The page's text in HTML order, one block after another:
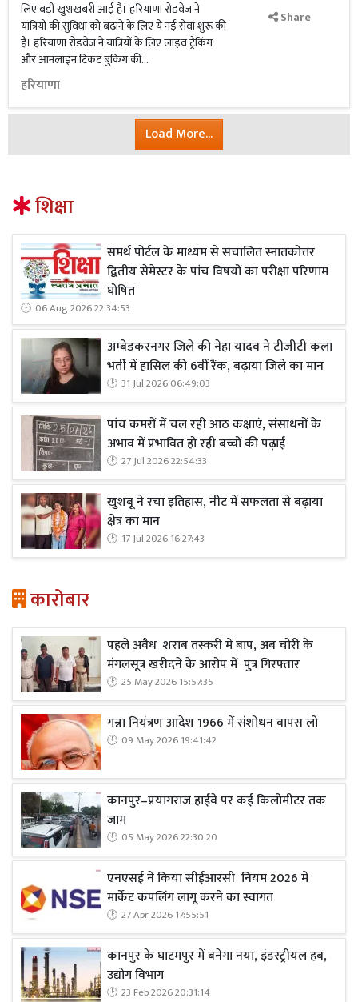
लिए बड़ी खुशखबरी आई है। हरियाणा रोडवेज ने
यात्रियों की सुविधा को बढ़ाने के लिए ये नई सेवा शुरू की
है। हरियाणा रोडवेज ने यात्रियों के लिए लाइव ट्रैकिंग
और आनलाइन टिकट बुकिंग की...
हरियाणा
Share
Load More...
शिक्षा
समर्थ पोर्टल के माध्यम से संचालित स्नातकोत्तर
द्वितीय सेमेस्टर के पांच विषयों का परीक्षा परिणाम
घोषित
06 Aug 2026 22:34:53
अम्बेडकरनगर जिले की नेहा यादव ने टीजीटी कला
भर्ती में हासिल की 6वीं रैंक, बढ़ाया जिले का मान
31 Jul 2026 06:49:03
पांच कमरों में चल रही आठ कक्षाएं, संसाधनों के
अभाव में प्रभावित हो रही बच्चों की पढ़ाई
27 Jul 2026 22:54:33
खुशबू ने रचा इतिहास, नीट में सफलता से बढ़ाया
क्षेत्र का मान
17 Jul 2026 16:27:43
कारोबार
पहले अवैध शराब तस्करी में बाप, अब चोरी के
मंगलसूत्र खरीदने के आरोप में पुत्र गिरफ्तार
25 May 2026 15:57:35
गन्ना नियंत्रण आदेश 1966 में संशोधन वापस लो
09 May 2026 19:41:42
कानपुर–प्रयागराज हाईवे पर कई किलोमीटर तक
जाम
05 May 2026 22:30:20
एनएसई ने किया सीईआरसी नियम 2026 में
मार्केट कपलिंग लागू करने का स्वागत
27 Apr 2026 17:55:51
कानपुर के घाटमपुर में बनेगा नया, इंडस्ट्रीयल हब,
उद्योग विभाग
23 Feb 2026 20:31:14